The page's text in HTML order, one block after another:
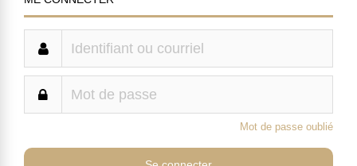
Mot de passe oublié